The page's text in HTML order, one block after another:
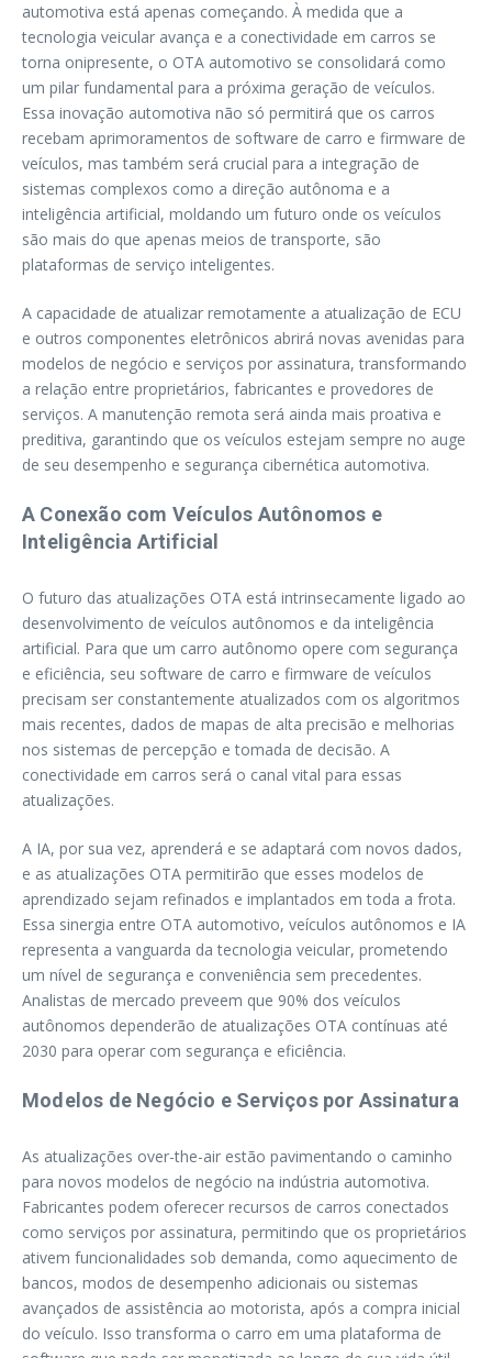
automotiva está apenas começando. À medida que a
tecnologia veicular avança e a conectividade em carros se
torna onipresente, o OTA automotivo se consolidará como
um pilar fundamental para a próxima geração de veículos.
Essa inovação automotiva não só permitirá que os carros
recebam aprimoramentos de software de carro e firmware de
veículos, mas também será crucial para a integração de
sistemas complexos como a direção autônoma e a
inteligência artificial, moldando um futuro onde os veículos
são mais do que apenas meios de transporte, são
plataformas de serviço inteligentes.
A capacidade de atualizar remotamente a atualização de ECU
e outros componentes eletrônicos abrirá novas avenidas para
modelos de negócio e serviços por assinatura, transformando
a relação entre proprietários, fabricantes e provedores de
serviços. A manutenção remota será ainda mais proativa e
preditiva, garantindo que os veículos estejam sempre no auge
de seu desempenho e segurança cibernética automotiva.
A Conexão com Veículos Autônomos e
Inteligência Artificial
O futuro das atualizações OTA está intrinsecamente ligado ao
desenvolvimento de veículos autônomos e da inteligência
artificial. Para que um carro autônomo opere com segurança
e eficiência, seu software de carro e firmware de veículos
precisam ser constantemente atualizados com os algoritmos
mais recentes, dados de mapas de alta precisão e melhorias
nos sistemas de percepção e tomada de decisão. A
conectividade em carros será o canal vital para essas
atualizações.
A IA, por sua vez, aprenderá e se adaptará com novos dados,
e as atualizações OTA permitirão que esses modelos de
aprendizado sejam refinados e implantados em toda a frota.
Essa sinergia entre OTA automotivo, veículos autônomos e IA
representa a vanguarda da tecnologia veicular, prometendo
um nível de segurança e conveniência sem precedentes.
Analistas de mercado preveem que 90% dos veículos
autônomos dependerão de atualizações OTA contínuas até
2030 para operar com segurança e eficiência.
Modelos de Negócio e Serviços por Assinatura
As atualizações over-the-air estão pavimentando o caminho
para novos modelos de negócio na indústria automotiva.
Fabricantes podem oferecer recursos de carros conectados
como serviços por assinatura, permitindo que os proprietários
ativem funcionalidades sob demanda, como aquecimento de
bancos, modos de desempenho adicionais ou sistemas
avançados de assistência ao motorista, após a compra inicial
do veículo. Isso transforma o carro em uma plataforma de